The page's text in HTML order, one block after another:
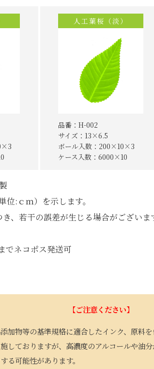
人工葉桜（淡）
品番：H-002
サイズ：13×6.5
ボール入数：200×10×3
ケース入数：6000×10
:ｃｍ）を示します。
、若干の誤差が生じる場合がございま
ネコポス発送可
【ご注意ください】
加物等の基準規格に適合したインク、原料を
しておりますが、高濃度のアルコールや油
る可能性があります。